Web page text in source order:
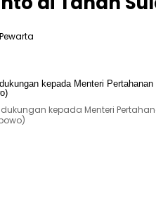
kepada Menteri